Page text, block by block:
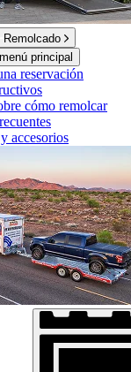
Remolcado
principal
reservación
cómo remolcar
accesorios